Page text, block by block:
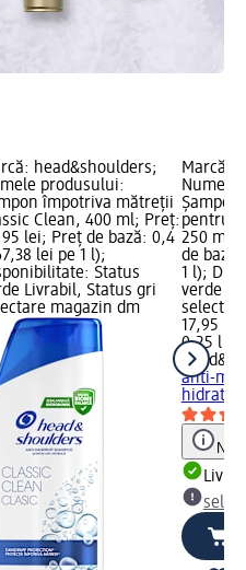
head&shoulders;
produsului:
împotriva mătreții
Clean, 400 ml; Preț:
lei; Preț de bază: 0,4
lei pe 1 l);
Status
Livrabil, Status gri
magazin dm
Marcă:
Numele
pentru
250 ml;
de
1 l);
verde
17,95 lei
0,25 l
anti-
Notă